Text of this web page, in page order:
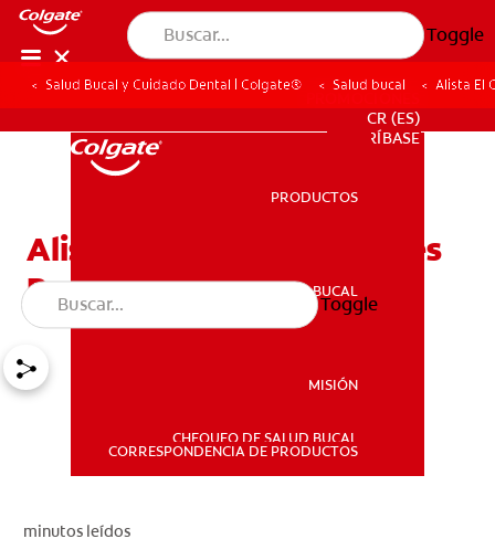
Toggle
SALUD BUCAL
CR (ES)
SUSCRÍBASE
PRODUCTOS
SALUD BUCAL
MISIÓN
CHEQUEO DE SALUD BUCAL
CORRESPONDENCIA DE PRODUCTOS
Toggle
Salud Bucal y Cuidado Dental | Colgate® Salud bucal Alista El
Alista El Cepillo De Dientes
Para Bebés
minutos leídos